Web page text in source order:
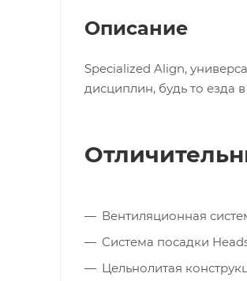
Описание
Specialized Align,
дисциплин, будь то езда
Вентиляционная
Система посадки
Цельнолитая